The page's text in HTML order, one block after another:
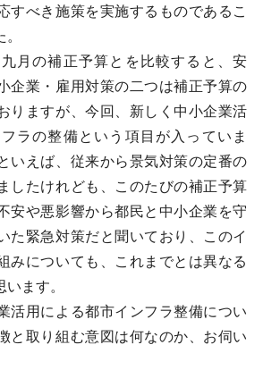
すべき施策を実施するものであるこ
月の補正予算とを比較すると、安
企業・雇用対策の二つは補正予算の
りますが、今回、新しく中小企業活
ラの整備という項目が入っていま
いえば、従来から景気対策の定番の
したけれども、このたびの補正予算
安や悪影響から都民と中小企業を守
た緊急対策だと聞いており、このイ
みについても、これまでとは異なる
ます。
活用による都市インフラ整備につい
と取り組む意図は何なのか、お伺い